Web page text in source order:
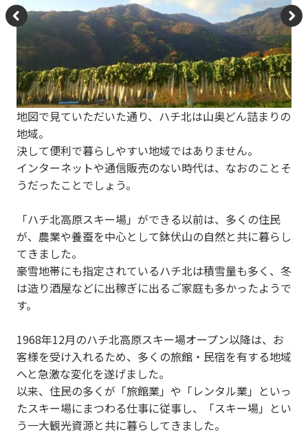
P
re
vi
o
u
s
N
e
xt
地図で見ていただいた通り、ハチ北は山奥どん詰まりの
地域。
決して便利で暮らしやすい地域ではありません。
インターネットや通信販売のない時代は、なおのことそ
うだったことでしょう。
「ハチ北高原スキー場」ができる以前は、多くの住民
が、農業や養蚕を中心として鉢伏山の自然と共に暮らし
てきました。
豪雪地帯にも指定されているハチ北は積雪量も多く、冬
は造り酒屋などに出稼ぎに出るご家庭も多かったようで
す。
1968年12月のハチ北高原スキー場オープン以降は、お
客様を受け入れるため、多くの旅館・民宿を有する地域
へと急激な変化を遂げました。
以来、住民の多くが「旅館業」や「レンタル業」といっ
たスキー場にまつわる仕事に従事し、「スキー場」とい
う一大観光資源と共に暮らしてきました。